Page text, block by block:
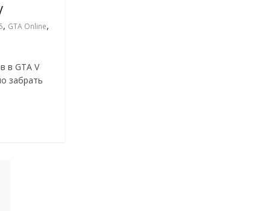
, GTA Online,
в GTA V
забрать